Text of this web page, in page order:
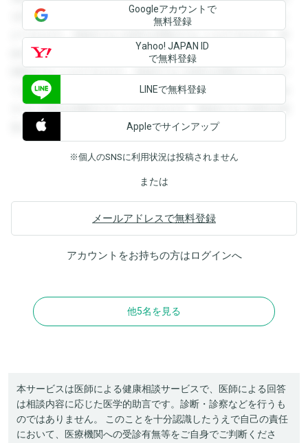
を閲覧することができます。登録すると回答を閲覧すること
ができます。登録すると回答を閲覧することができます。登
録すると回答を閲覧することができます。登録すると回答を
閲覧することができます。登録すると回答を閲覧することが
できます。登録すると回答を閲覧することができます。登録
すると回答を閲覧することができます。登録すると回答を閲
覧することができます。
Googleアカウントで
無料登録
Yahoo! JAPAN ID
で無料登録
LINEで無料登録
Appleでサインアップ
※個人のSNSに利用状況は投稿されません
または
メールアドレスで無料登録
アカウントをお持ちの方はログインへ
他5名を見る
本サービスは医師による健康相談サービスで、医師による回答
は相談内容に応じた医学的助言です。診断・診察などを行うも
のではありません。 このことを十分認識したうえで自己の責任
において、医療機関への受診有無等をご自身でご判断くださ